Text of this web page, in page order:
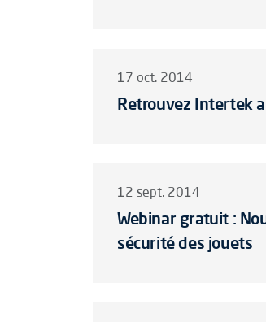
17 oct. 2014
Retrouvez Intertek
12 sept. 2014
Webinar gratuit :
sécurité des jouets